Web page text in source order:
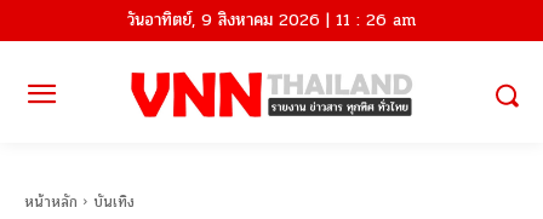
วันอาทิตย์, 9 สิงหาคม 2026 | 11 : 26 am
หน้าหลัก บันเทิง